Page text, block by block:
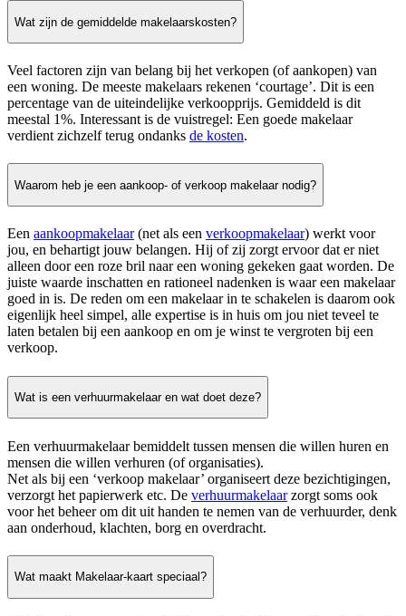
Wat zijn de gemiddelde makelaarskosten?
Veel factoren zijn van belang bij het verkopen (of aankopen) van
een woning. De meeste makelaars rekenen ‘courtage’. Dit is een
percentage van de uiteindelijke verkoopprijs. Gemiddeld is dit
meestal 1%. Interessant is de vuistregel: Een goede makelaar
verdient zichzelf terug ondanks de kosten.
Waarom heb je een aankoop- of verkoop makelaar nodig?
Een aankoopmakelaar(net als een verkoopmakelaar) werkt voor
jou, en behartigt jouw belangen. Hij of zij zorgt ervoor dat er niet
alleen door een roze bril naar een woning gekeken gaat worden. De
juiste waarde inschatten en rationeel nadenken is waar een makelaar
goed in is. De reden om een makelaar in te schakelen is daarom ook
eigenlijk heel simpel, alle expertise is in huis om jou niet teveel te
laten betalen bij een aankoop en om je winst te vergroten bij een
verkoop.
Wat is een verhuurmakelaar en wat doet deze?
Een verhuurmakelaar bemiddelt tussen mensen die willen huren en
mensen die willen verhuren (of organisaties).
Net als bij een ‘verkoop makelaar’ organiseert deze bezichtigingen,
verzorgt het papierwerk etc. De verhuurmakelaarzorgt soms ook
voor het beheer om dit uit handen te nemen van de verhuurder, denk
aan onderhoud, klachten, borg en overdracht.
Wat maakt Makelaar-kaart speciaal?